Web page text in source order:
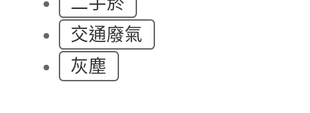
交通廢氣
灰塵